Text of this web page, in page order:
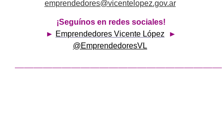
emprendedores@vicentelopez.gov.ar
¡Seguínos en redes sociales!
► Emprendedores Vicente López
►
@EmprendedoresVL